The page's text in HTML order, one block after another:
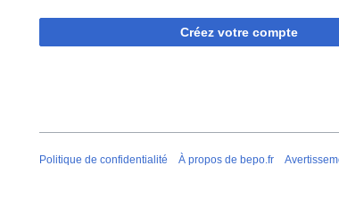
Créez votre compte
Politique de confidentialité À propos de bepo.fr